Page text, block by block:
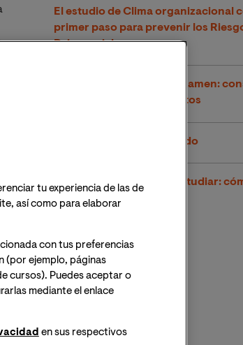
El estudio de Clima organizacional
primer paso para prevenir los
Psicosociales
Cómo estudiar para un examen:
para los estudiantes adultos
Trucos para estudiar rápido
Diferentes maneras de estudiar:
las más adecuadas
tu experiencia de las de
así como para elaborar
con tus preferencias
(por ejemplo, páginas
cursos). Puedes aceptar o
mediante el enlace
en sus respectivos